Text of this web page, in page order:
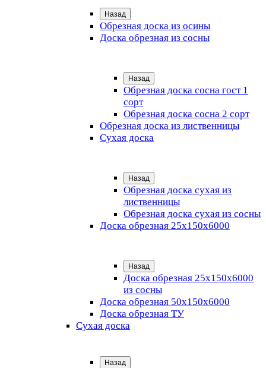
Назад
Обрезная доска из осины
Доска обрезная из сосны
Назад
Обрезная доска сосна гост 1
сорт
Обрезная доска сосна 2 сорт
Обрезная доска из лиственницы
Сухая доска
Назад
Обрезная доска сухая из
лиственницы
Обрезная доска сухая из сосны
Доска обрезная 25х150х6000
Назад
Доска обрезная 25x150x6000
из сосны
Доска обрезная 50х150х6000
Доска обрезная ТУ
Сухая доска
Назад